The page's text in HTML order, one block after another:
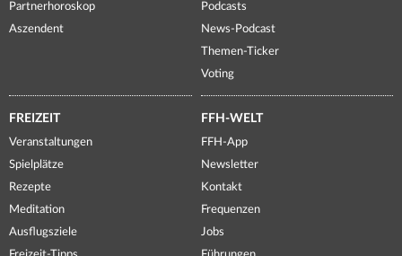
Partnerhoroskop
Aszendent
Podcasts
News-Podcast
Themen-Ticker
Voting
FREIZEIT
Veranstaltungen
Spielplätze
Rezepte
Meditation
Ausflugsziele
FFH-WELT
FFH-App
Newsletter
Kontakt
Frequenzen
Jobs